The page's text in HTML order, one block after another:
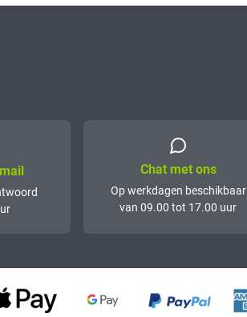
Chat met ons
Op werkdagen beschikbaar
van 09.00 tot 17.00 uur